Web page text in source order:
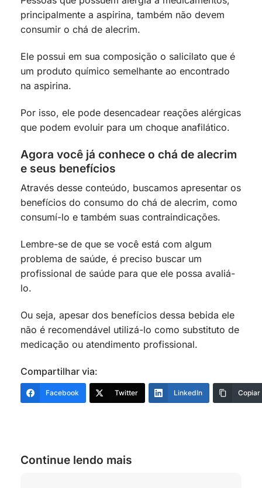
principalmente a aspirina, também não devem
consumir o chá de alecrim.
Ele possui em sua composição o salicilato que é
um produto químico semelhante ao encontrado
na aspirina.
Por isso, ele pode desencadear reações alérgicas
que podem evoluir para um choque anafilático.
Agora você já conhece o chá de alecrim
e seus benefícios
Através desse conteúdo, buscamos apresentar os
benefícios do consumo do chá de alecrim, como
consumí-lo e também suas contraindicações.
Lembre-se de que se você está com algum
problema de saúde, é preciso buscar um
profissional de saúde para que ele possa avaliá-
lo.
Ou seja, apesar dos benefícios dessa bebida ele
não é recomendável utilizá-lo como substituto de
medicação ou atendimento profissional.
Compartilhar via:
Facebook Twitter LinkedIn Copiar
Continue lendo mais